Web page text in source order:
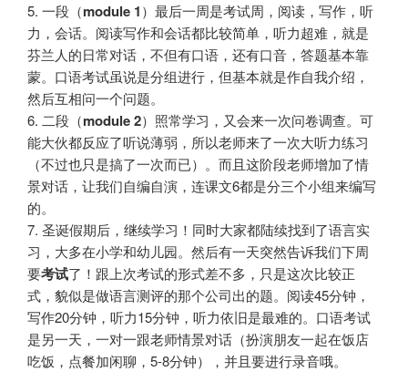
5. 一段（module 1）最后一周是考试周，阅读，写作，听
力，会话。阅读写作和会话都比较简单，听力超难，就是
芬兰人的日常对话，不但有口语，还有口音，答题基本靠
蒙。口语考试虽说是分组进行，但基本就是作自我介绍，
然后互相问一个问题。
6. 二段（module 2）照常学习，又会来一次问卷调查。可
能大伙都反应了听说薄弱，所以老师来了一次大听力练习
（不过也只是搞了一次而已）。而且这阶段老师增加了情
景对话，让我们自编自演，连课文6都是分三个小组来编写
的。
7. 圣诞假期后，继续学习！同时大家都陆续找到了语言实
习，大多在小学和幼儿园。然后有一天突然告诉我们下周
要考试了！跟上次考试的形式差不多，只是这次比较正
式，貌似是做语言测评的那个公司出的题。阅读45分钟，
写作20分钟，听力15分钟，听力依旧是最难的。口语考试
是另一天，一对一跟老师情景对话（扮演朋友一起在饭店
吃饭，点餐加闲聊，5-8分钟），并且要进行录音哦。